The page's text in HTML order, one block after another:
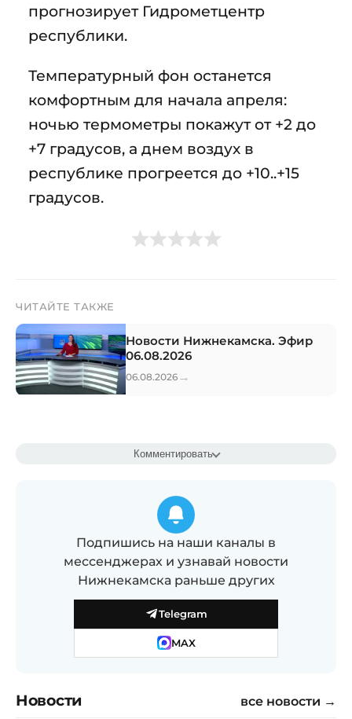
прогнозирует Гидрометцентр
республики.
Температурный фон останется
комфортным для начала апреля:
ночью термометры покажут от +2 до
+7 градусов, а днем воздух в
республике прогреется до +10..+15
градусов.
ЧИТАЙТЕ ТАКЖЕ
Новости Нижнекамска. Эфир
06.08.2026
06.08.2026 →
Комментировать
Подпишись на наши каналы в
мессенджерах и узнавай новости
Нижнекамска раньше других
Telegram
MAX
Новости все новости →